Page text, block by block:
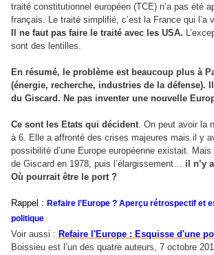
traité constitutionnel européen (TCE) n’a pas été
français. Le traité simplifié, c’est la France qui l’a
Il ne faut pas faire le traité avec les USA.
sont des lentilles.
En résumé, le problème est beaucoup plus à
(énergie, recherche, industries de la défense).
du Giscard. Ne pas inventer une nouvelle
Ce sont les Etats qui décident. On peut avoir la
à 6. Elle a affronté des crises majeures mais il y
possibilité d’une Europe européenne existait.
de Giscard en 1978, puis l’élargissement… il n’y
Où pourrait être le port ?
Rappel : Refaire l’Europe ? Aperçu rétrospectif et
politique
Voir aussi : Refaire l'Europe : Esquisse d'une
Boissieu est l’un des quatre auteurs, 7 octobre